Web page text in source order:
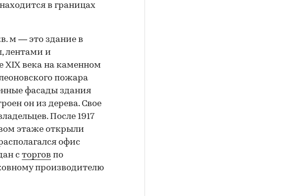
в границах
м — это здание в
лентами и
XIX века на каменном
пожара
фасады здания
он из дерева. Свое
После 1917
этаже открыли
офис
с торгов по
производителю